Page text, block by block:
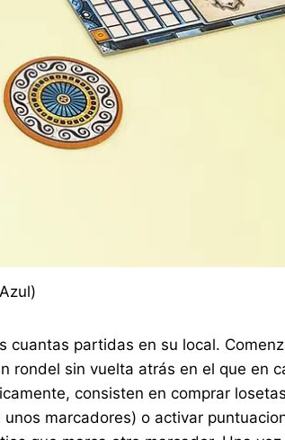
cuantas partidas en su local.
rondel sin vuelta atrás en el que en
consisten en comprar
marcadores) o activar